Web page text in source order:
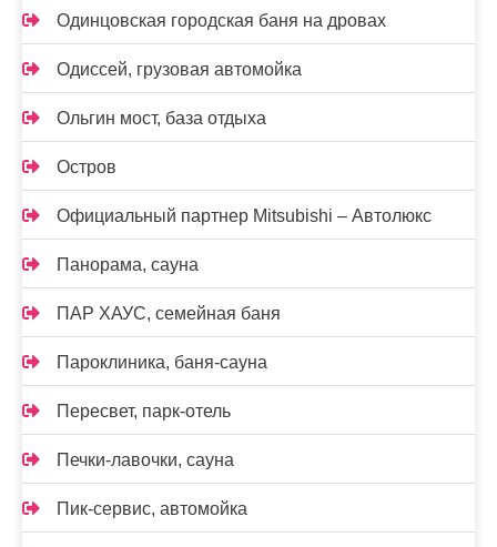
Одинцовская городская баня на дровах
Одиссей, грузовая автомойка
Ольгин мост, база отдыха
Остров
Официальный партнер Mitsubishi – Автолюкс
Панорама, сауна
ПАР ХАУС, семейная баня
Пароклиника, баня-сауна
Пересвет, парк-отель
Печки-лавочки, сауна
Пик-сервис, автомойка